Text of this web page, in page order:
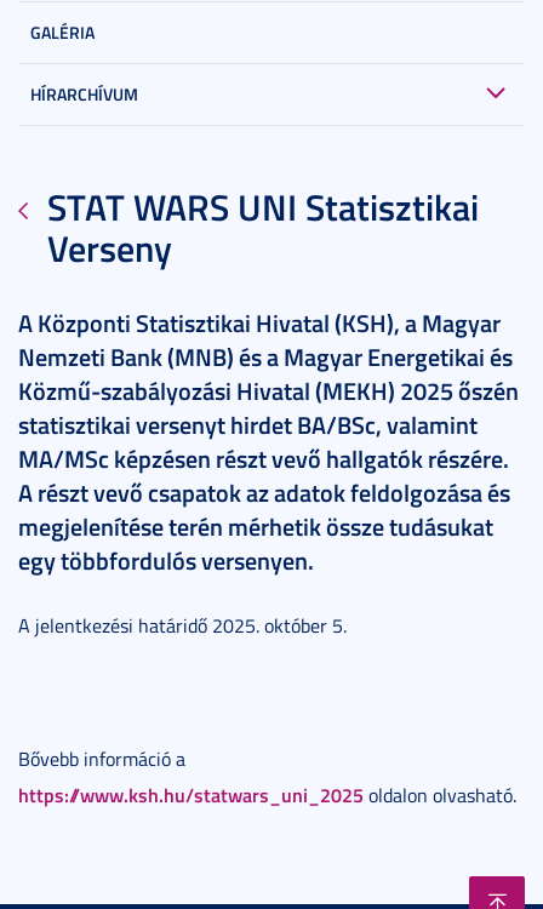
GALÉRIA
HÍRARCHÍVUM
STAT WARS UNI Statisztikai
Verseny
A Központi Statisztikai Hivatal (KSH), a Magyar
Nemzeti Bank (MNB) és a Magyar Energetikai és
Közmű-szabályozási Hivatal (MEKH) 2025 őszén
statisztikai versenyt hirdet BA/BSc, valamint
MA/MSc képzésen részt vevő hallgatók részére.
A részt vevő csapatok az adatok feldolgozása és
megjelenítése terén mérhetik össze tudásukat
egy többfordulós versenyen.
A jelentkezési határidő 2025. október 5.
Bővebb információ a
https://www.ksh.hu/statwars_uni_2025 oldalon olvasható.